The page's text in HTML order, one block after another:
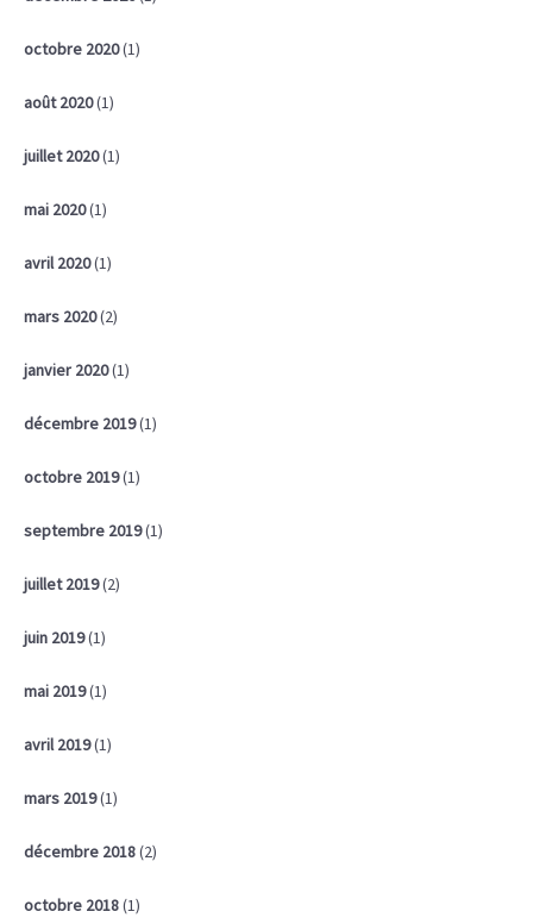
octobre 2020(1)
août 2020(1)
juillet 2020(1)
mai 2020(1)
avril 2020(1)
mars 2020(2)
janvier 2020(1)
décembre 2019(1)
octobre 2019(1)
septembre 2019(1)
juillet 2019(2)
juin 2019(1)
mai 2019(1)
avril 2019(1)
mars 2019(1)
décembre 2018(2)
octobre 2018(1)